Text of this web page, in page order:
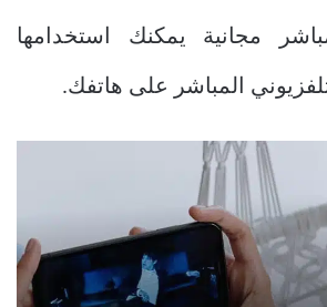
مجانية يمكنك استخدامها
المباشر على هاتفك.